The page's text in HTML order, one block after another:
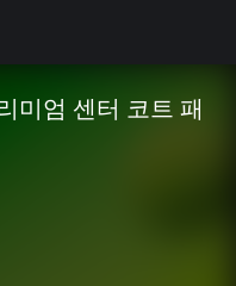
미엄 센터 코트 패